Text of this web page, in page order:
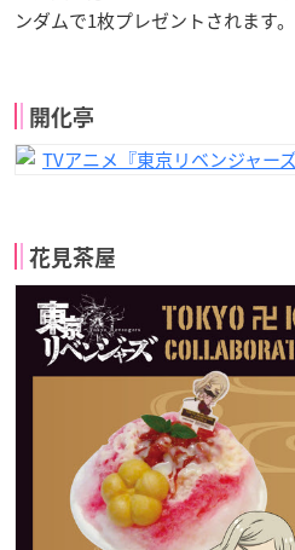
ンダムで1枚プレゼントされます。
開化亭
花見茶屋